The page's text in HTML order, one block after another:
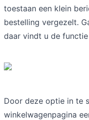
toestaan een klein
bestelling vergezelt.
daar vindt u de
Door deze optie in te
winkelwagenpagina